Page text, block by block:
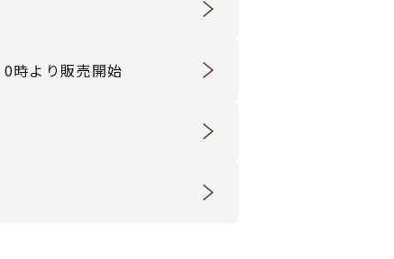
より販売開始